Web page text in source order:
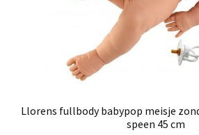
Llorens fullbody babypop meisje
speen 45 cm